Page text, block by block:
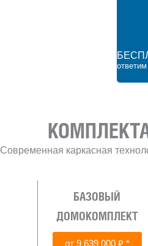
Современная каркасная
БАЗОВЫЙ
ДОМОКОМПЛЕКТ
от 9 639 000 ₽ *